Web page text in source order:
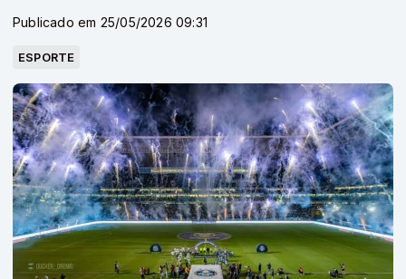
Publicado em 25/05/2026 09:31
ESPORTE